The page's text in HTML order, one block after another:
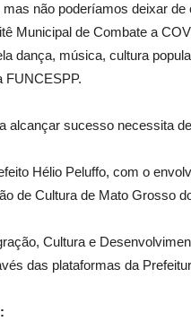
não poderíamos deixar
Municipal de Combate a
dança, música, cultura
FUNCESPP.
alcançar sucesso necessita
Hélio Peluffo, com o
de Cultura de Mato Grosso
Cultura e
das plataformas da